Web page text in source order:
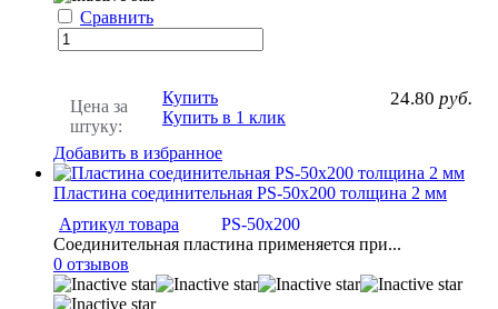
Сравнить
Цена за
штуку:
24.80 руб.
Купить
Купить в 1 клик
Добавить в избранное
Пластина соединительная PS-50х200 толщина 2 мм
Артикул товара
PS-50х200
Соединительная пластина применяется при...
0 отзывов